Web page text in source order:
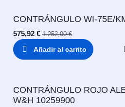
CONTRÁNGULO WI-75E/
575,92 € 1.252,00€
Añadir al carrito
CONTRÁNGULO ROJO
W&H 10259900